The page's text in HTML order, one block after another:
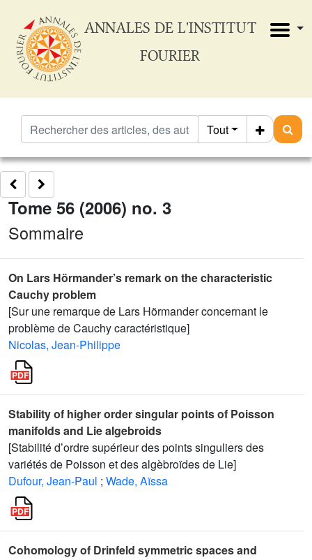
ANNALES DE L'INSTITUT
FOURIER
Tout
Tome 56 (2006) no. 3
Sommaire
On Lars Hörmander’s remark on the characteristic
Cauchy problem
[Sur une remarque de Lars Hörmander concernant le
problème de Cauchy caractéristique]
Nicolas, Jean-Philippe
Stability of higher order singular points of Poisson
manifolds and Lie algebroids
[Stabilité d’ordre supérieur des points singuliers des
variétés de Poisson et des algèbroïdes de Lie]
Dufour, Jean-Paul ; Wade, Aïssa
Cohomology of Drinfeld symmetric spaces and